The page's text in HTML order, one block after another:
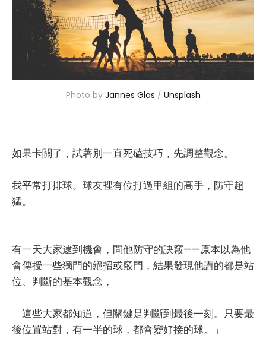
Photo by Jannes Glas / Unsplash
如果卡關了，試著別一直死磕技巧，先調整觀念。
我平常打排球。球友裡有位打過甲組的高手，防守超
猛。
有一天大家逮到機會，問他防守的訣竅——原本以為他
會傳授一些獨門的絕招或竅門，結果發現他講的都是站
位、判斷的基本觀念，
「這些大家都知道，但關鍵是判斷到最後一刻。只要最
後位置站對，有一半的球，都會變好接的球。」